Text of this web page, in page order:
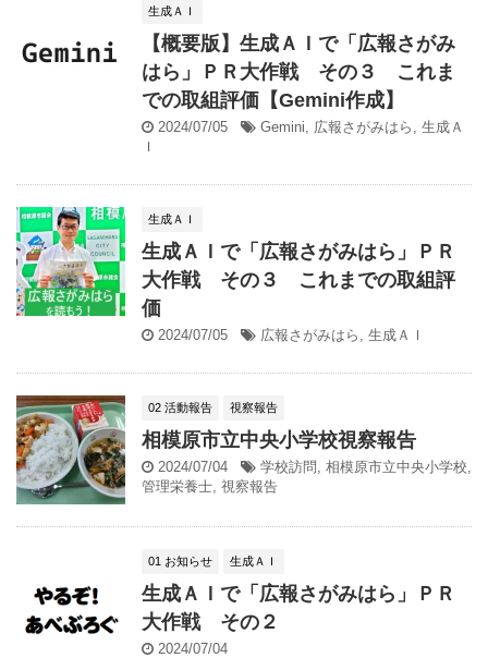
生成ＡＩ
【概要版】生成ＡＩで「広報さがみ
はら」ＰＲ大作戦 その３ これま
での取組評価【Gemini作成】
2024/07/05 Gemini, 広報さがみはら , 生成Ａ
Ｉ
生成ＡＩ
生成ＡＩで「広報さがみはら」ＰＲ
大作戦 その３ これまでの取組評
価
2024/07/05 広報さがみはら , 生成ＡＩ
02 活動報告 視察報告
相模原市立中央小学校視察報告
2024/07/04 学校訪問 , 相模原市立中央小学校,
管理栄養士, 視察報告
01 お知らせ 生成ＡＩ
生成ＡＩで「広報さがみはら」ＰＲ
大作戦 その２
2024/07/04